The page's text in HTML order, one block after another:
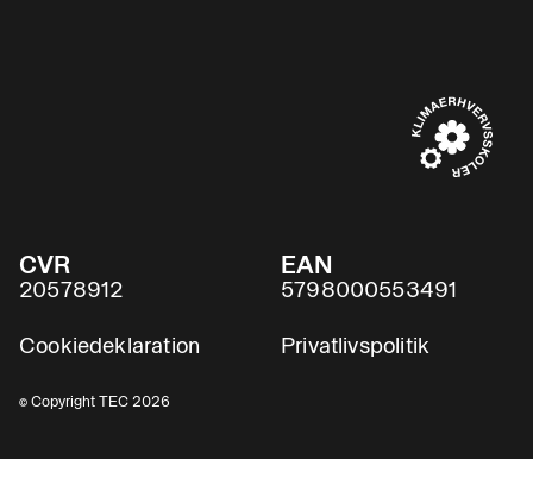
CVR
20578912
EAN
5798000553491
Cookiedeklaration Privatlivspolitik
© Copyright TEC 2026